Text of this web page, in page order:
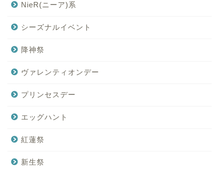
NieR(ニーア)系
シーズナルイベント
降神祭
ヴァレンティオンデー
プリンセスデー
エッグハント
紅蓮祭
新生祭